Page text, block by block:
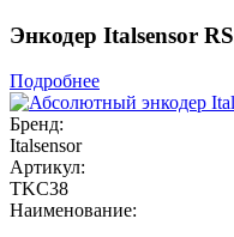
Энкодер Italsensor
Подробнее
Бренд:
Italsensor
Артикул:
TKC38
Наименование: